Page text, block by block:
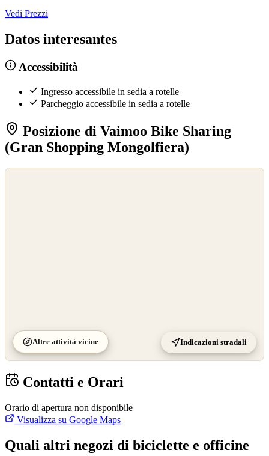
Vedi Prezzi
Datos interesantes
Accessibilità
Ingresso accessibile in sedia a rotelle
Parcheggio accessibile in sedia a rotelle
Posizione di Vaimoo Bike Sharing
(Gran Shopping Mongolfiera)
Altre attività vicine Indicazioni stradali
Contatti e Orari
Orario di apertura non disponibile
Visualizza su Google Maps
Quali altri negozi di biciclette e officine